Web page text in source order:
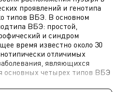
проявлений и генотипа
типов ВБЭ. В основном
ВБЭ: простой,
и синдром
время известно около 30
отличимых
являющихся
основных четырех типов ВБЭ